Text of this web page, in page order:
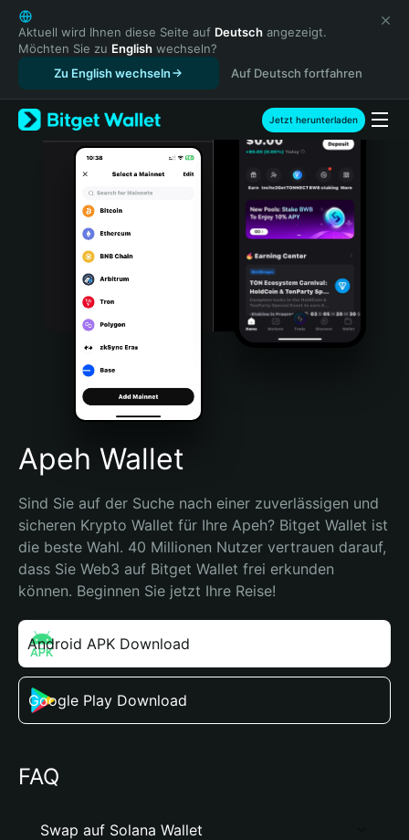
English
日本語
Tiếng Việt
Русский
Español (Latinoamérica)
Türkçe
Italiano
Português (Portugal)
Bahasa Indonesia
Português (Brasil)
Español (Argentina)
Aktuell wird Ihnen diese Seite auf Deutsch angezeigt.
Möchten Sie zu English wechseln?
Zu English wechseln
Auf Deutsch fortfahren
Jetzt herunterladen
Apeh Wallet
Sind Sie auf der Suche nach einer zuverlässigen und
sicheren Krypto Wallet für Ihre Apeh? Bitget Wallet ist
die beste Wahl. 40 Millionen Nutzer vertrauen darauf,
dass Sie Web3 auf Bitget Wallet frei erkunden
können. Beginnen Sie jetzt Ihre Reise!
Android APK Download
Google Play Download
FAQ
Swap auf Solana Wallet